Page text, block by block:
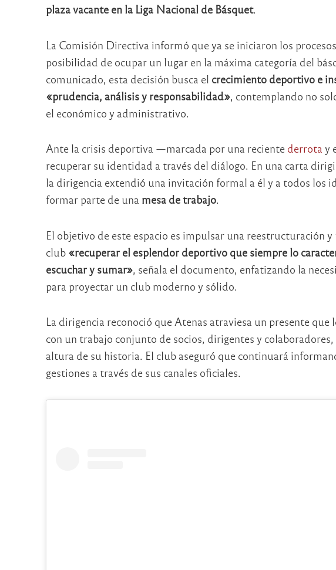
plaza vacante en la Liga Nacional de Básquet.
La Comisión Directiva informó que ya se iniciaron los
posibilidad de ocupar un lugar en la máxima categoría del
comunicado, esta decisión busca el crecimiento deportivo e
«prudencia, análisis y responsabilidad», contemplando no
el económico y administrativo.
Ante la crisis deportiva —marcada por una reciente derrota y
recuperar su identidad a través del diálogo. En una carta
la dirigencia extendió una invitación formal a él y a todos los
formar parte de una mesa de trabajo.
El objetivo de este espacio es impulsar una reestructuración
club «recuperar el esplendor deportivo que siempre lo
escuchar y sumar», señala el documento, enfatizando la
para proyectar un club moderno y sólido.
La dirigencia reconoció que Atenas atraviesa un presente que
con un trabajo conjunto de socios, dirigentes y
altura de su historia. El club aseguró que continuará
gestiones a través de sus canales oficiales.